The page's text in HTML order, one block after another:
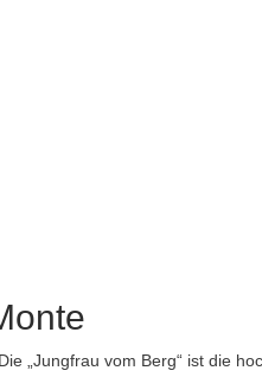
Die „Jungfrau vom Berg“ ist die